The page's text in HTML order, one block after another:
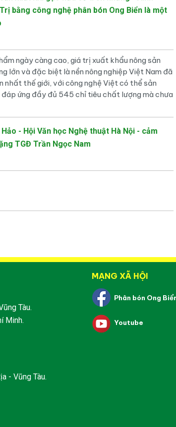
bằng công nghệ phân bón Ong Biển là một
ngày càng cao, giá trị xuất khẩu nông sản
lớn và đặc biệt là nền nông nghiệp Việt Nam đã
nhất thế giới, với công nghệ Việt có thể sản
ứng đầy đủ 545 chỉ tiêu chất lượng mà chưa
- Hội Văn học Nghệ thuật Hà Nội - cảm
TGĐ Trần Ngọc Nam
Tàu.
Minh.
- Vũng Tàu.
MẠNG XÃ HỘI
Phân bón Ong
Youtube